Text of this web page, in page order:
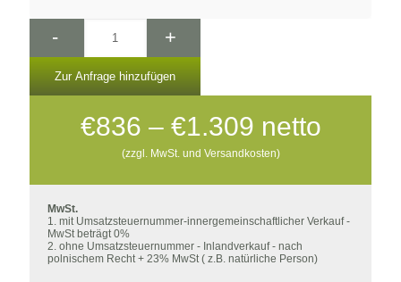
- +
Zur Anfrage hinzufügen
€836 – €1.309
€836
bis
netto
(zzgl. MwSt. und Versandkosten)
MwSt.
1. mit Umsatzsteuernummer-innergemeinschaftlicher Verkauf -
MwSt beträgt 0%
2. ohne Umsatzsteuernummer - Inlandverkauf - nach
polnischem Recht + 23% MwSt ( z.B. natürliche Person)